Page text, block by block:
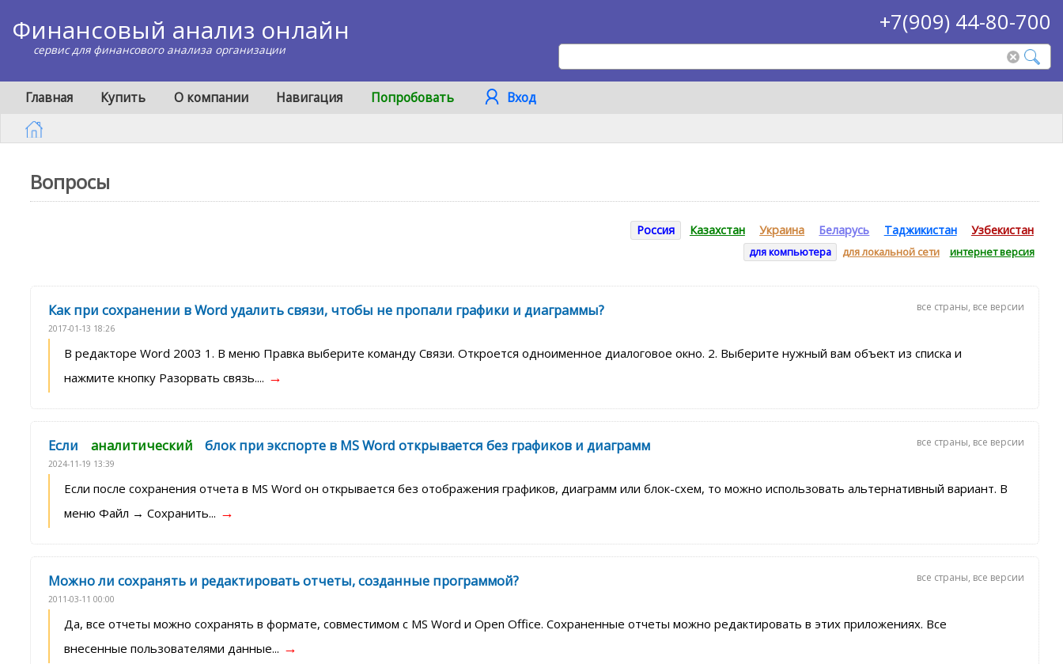
Финансовый анализ онлайн
сервис для финансового анализа организации
+7(909) 44-80-700
Главная Купить О компании Навигация Попробовать Вход
Вопросы
Россия Казахстан Украина Беларусь Таджикистан Узбекистан
для компьютера для локальной сети интернет версия
все страны, все версии
Как при сохранении в Word удалить связи, чтобы не пропали графики и диаграммы?
2017-01-13 18:26
В редакторе Word 2003 1. В меню Правка выберите команду Связи. Откроется одноименное диалоговое окно. 2. Выберите нужный вам объект из списка и
нажмите кнопку Разорвать связь.... →
все страны, все версии
Если аналитический блок при экспорте в MS Word открывается без графиков и диаграмм
2024-11-19 13:39
Если после сохранения отчета в MS Word он открывается без отображения графиков, диаграмм или блок-схем, то можно использовать альтернативный вариант. В
меню Файл → Сохранить... →
все страны, все версии
Можно ли сохранять и редактировать отчеты, созданные программой?
2011-03-11 00:00
Да, все отчеты можно сохранять в формате, совместимом с MS Word и Open Office. Сохраненные отчеты можно редактировать в этих приложениях. Все
внесенные пользователями данные... →